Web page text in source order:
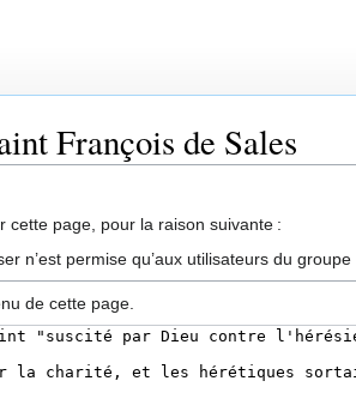
François de Sales
cette page, pour la raison suivante :
n’est permise qu’aux utilisateurs du groupe
de cette page.